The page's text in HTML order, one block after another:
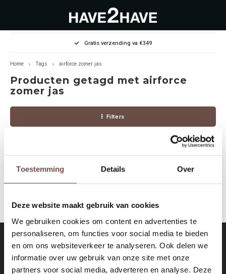
Toestemming Details Over
Deze website maakt gebruik van cookies
We gebruiken cookies om content en advertenties te
personaliseren, om functies voor social media te bieden
en om ons websiteverkeer te analyseren. Ook delen we
informatie over uw gebruik van onze site met onze
partners voor social media, adverteren en analyse. Deze
Hoofdmenu / dames
Jassen Diverse
Winterjassen
T-shirts
Accessoires
Rokken
Tassen
Hoofdmenu / heren
Hoodies
Sweaters
Joggers
Pullovers
Schoenen
Accessoires
Hoofdmenu / outlet deals
Diverse
Heren
Gratis verzending va €349
Home Tags airforce zomer jas
Producten getagd met airforce
zomer jas
Filters
Geen producten gevonden!...
Nieuwsbrief
Ontvang de laatste updates, nieuws en aanbiedingen via email